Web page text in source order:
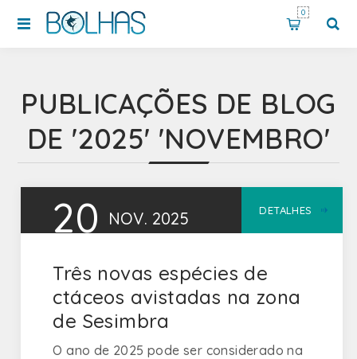
0
PUBLICAÇÕES DE BLOG
DE '2025' 'NOVEMBRO'
20 NOV. 2025 DETALHES
Três novas espécies de
ctáceos avistadas na zona
de Sesimbra
O ano de 2025 pode ser considerado na